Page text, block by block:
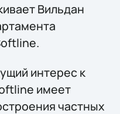
Вильдан
интерес к
имеет
частных